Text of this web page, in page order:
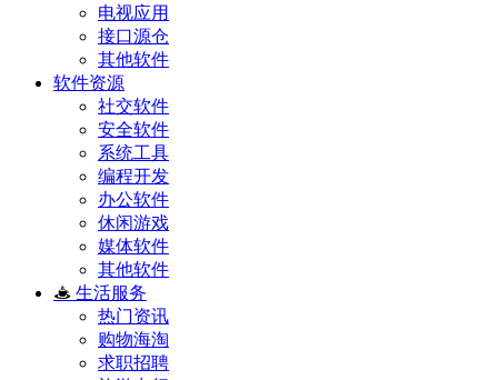
电视应用
接口源仓
其他软件
软件资源
社交软件
安全软件
系统工具
编程开发
办公软件
休闲游戏
媒体软件
其他软件
生活服务
热门资讯
购物海淘
求职招聘